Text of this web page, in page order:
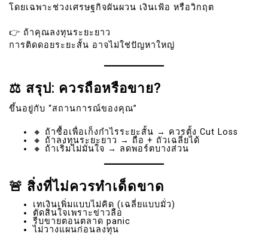
โดยเฉพาะช่วงเศรษฐกิจผันผวน เงินเฟ้อ หรือวิกฤต
👉 ถ้าคุณลงทุนระยะยาว
การติดดอยระยะสั้น อาจไม่ใช่ปัญหาใหญ่
⚖️ สรุป: ควรถือหรือขาย?
ขึ้นอยู่กับ “สถานการณ์ของคุณ”
🔸 ถ้าซื้อเพื่อเก็งกำไรระยะสั้น → ควรตั้ง Cut Loss
🔸 ถ้าลงทุนระยะยาว → ถือ + ถัวเฉลี่ยได้
🔸 ถ้าเริ่มไม่มั่นใจ → ลดพอร์ตบางส่วน
🚨 สิ่งที่ไม่ควรทำเด็ดขาด
เทเงินเพิ่มแบบไม่คิด (เฉลี่ยแบบมั่ว)
ตัดสินใจเพราะข่าวลือ
รีบขายตอนตลาด panic
ไม่วางแผนก่อนลงทุน